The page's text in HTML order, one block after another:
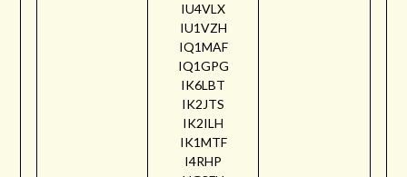
IU4VLX
IU1VZH
IQ1MAF
IQ1GPG
IK6LBT
IK2JTS
IK2ILH
IK1MTF
I4RHP